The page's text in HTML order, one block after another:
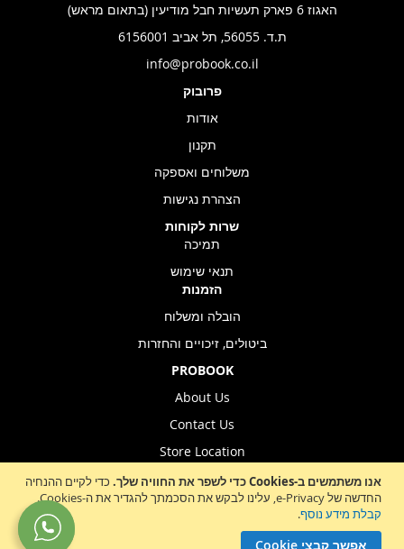
אנו משתמשים ב-Cookies כדי לשפר את החוויה שלך.
כדי לקיים ההנחיה
החדשה של e-Privacy, עלינו לבקש את הסכמתך להגדיר את ה-Cookies.
קבלת מידע נוסף.
אפשר קבצי Cookie
Sign
Up
הרשמה לניוזלטר
האגוז 6 פארק תעשיות חבל מודיעין (בתאום מראש)
ת.ד. 56055, תל אביב 6156001
info@probook.co.il
פרובוק
אודות
תקנון
משלוחים ואספקה
הצהרת נגישות
שרות לקוחות
תמיכה
תנאי שימוש
הזמנות
הובלה ומשלוח
ביטולים, זיכויים והחזרות
PROBOOK
About Us
Contact Us
Store Location